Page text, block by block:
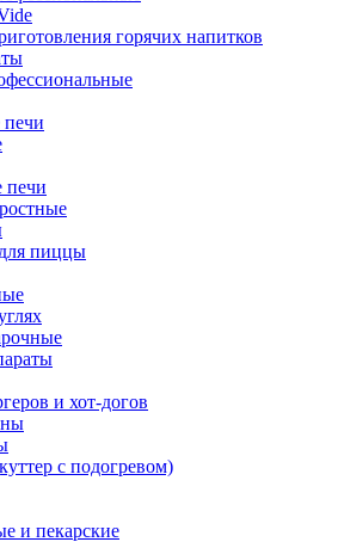
горячих напитков
печи
пиццы
и хот-догов
с подогревом)
и пекарские